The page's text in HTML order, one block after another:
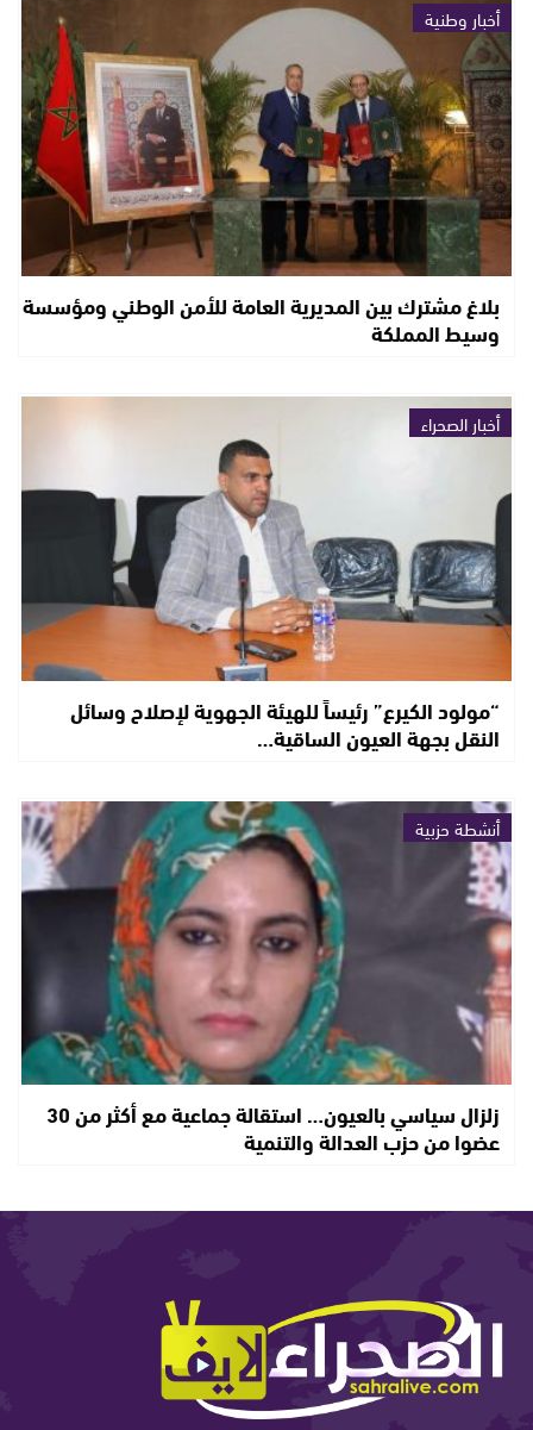
أخبار وطنية
بلاغ مشترك بين المديرية العامة للأمن الوطني ومؤسسة
وسيط المملكة
أخبار الصحراء
“مولود الكيرع” رئيساً للهيئة الجهوية لإصلاح وسائل
النقل بجهة العيون الساقية…
أنشطة حزبية
زلزال سياسي بالعيون… استقالة جماعية مع أكثر من 30
عضوا من حزب العدالة والتنمية